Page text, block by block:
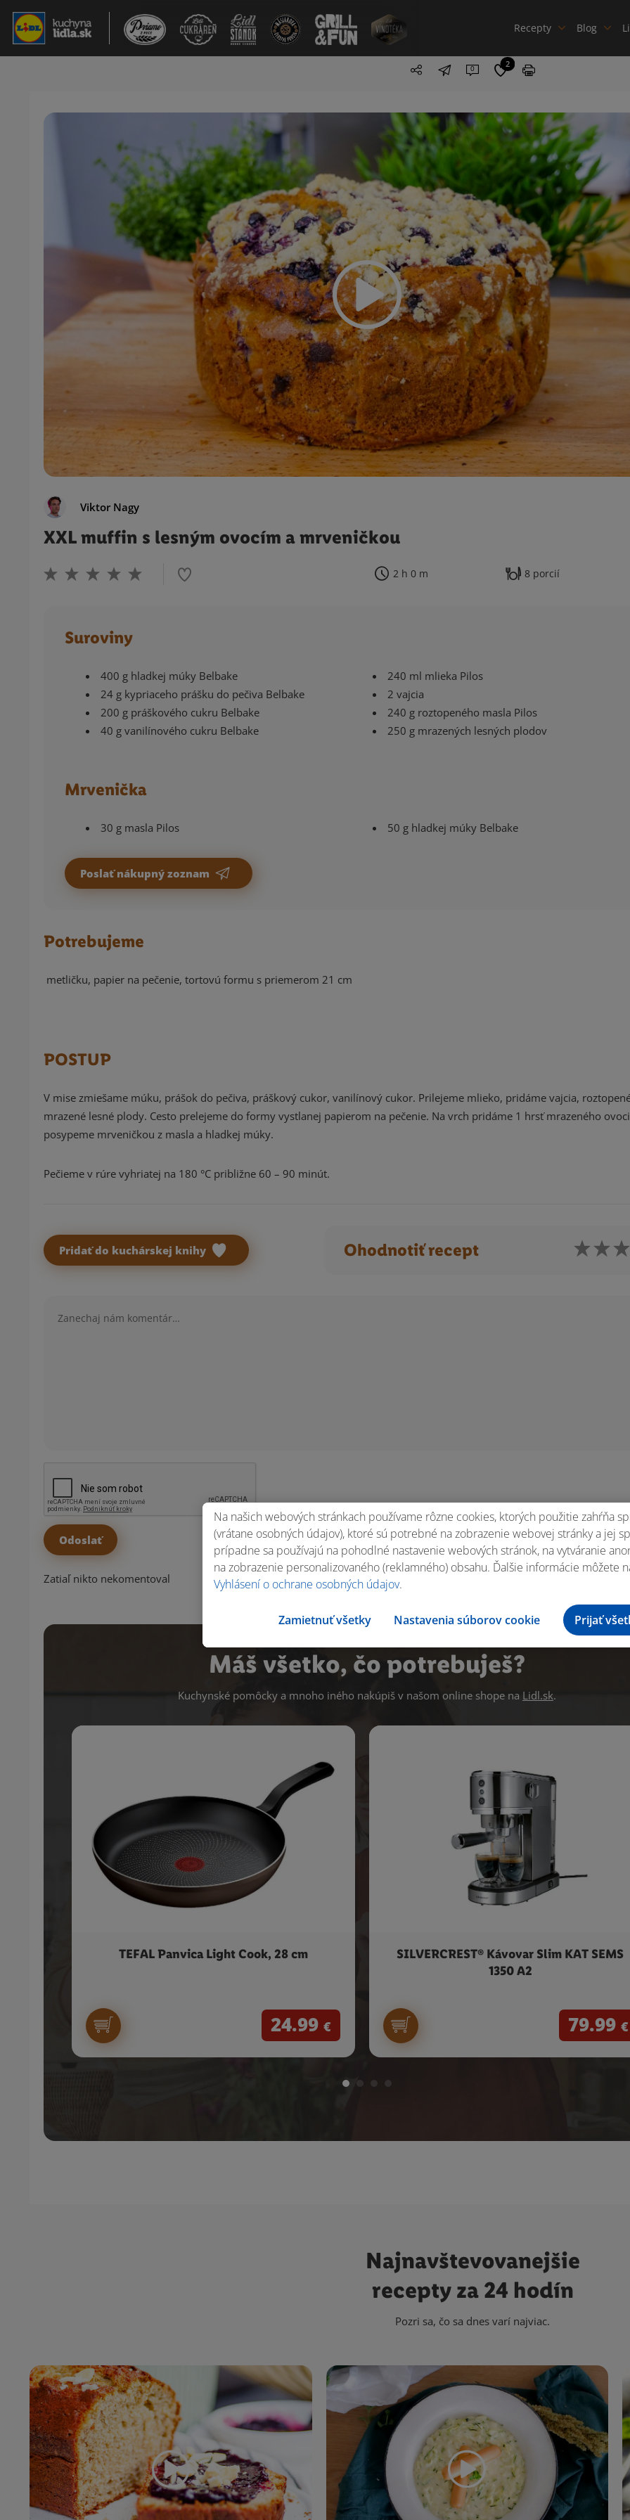
Recepty Blog
0 2
Viktor Nagy
XXL muffin s lesným ovocím a mrveničkou
2 h 0 m 8 porcií
Suroviny
400 g hladkej múky Belbake
24 g kypriaceho prášku do pečiva Belbake
200 g práškového cukru Belbake
40 g vanilínového cukru Belbake
240 ml mlieka Pilos
2 vajcia
240 g roztopeného masla Pilos
250 g mrazených lesných plodov
Mrvenička
30 g masla Pilos 50 g hladkej múky Belbake
Poslať nákupný zoznam
Potrebujeme
metličku, papier na pečenie, tortovú formu s priemerom 21 cm
POSTUP
V mise zmiešame múku, prášok do pečiva, práškový cukor, vanilínový cukor. Prilejeme mlieko, pridáme vajcia,
mrazené lesné plody. Cesto prelejeme do formy vystlanej papierom na pečenie. Na vrch pridáme 1 hrsť mrazeného
posypeme mrveničkou z masla a hladkej múky.
Pečieme v rúre vyhriatej na 180 °C približne 60 – 90 minút.
Pridať do kuchárskej knihy Ohodnotiť recept
Zatiaľ nikto nekomentoval
Máš všetko, čo potrebuješ?
Kuchynské pomôcky a mnoho iného nakúpiš v našom online shope na Lidl.sk.
TEFAL Panvica Light Cook, 28 cm
24.99 €
SILVERCREST® Kávovar Slim KAT SEMS
1350 A2
79.99 €
Najnavštevovanejšie
recepty za 24 hodín
Pozri sa, čo sa dnes varí najviac.
Na našich webových stránkach používame rôzne cookies, ktorých použitie zahŕňa
(vrátane osobných údajov), ktoré sú potrebné na zobrazenie webovej stránky a jej
prípadne sa používajú na pohodlné nastavenie webových stránok, na vytváranie
na zobrazenie personalizovaného (reklamného) obsahu. Ďalšie informácie môžete
Vyhlásení o ochrane osobných údajov.
Zamietnuť všetky Nastavenia súborov cookie Prijať